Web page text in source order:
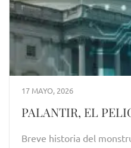
17 MAYO, 2026
PALANTIR, EL
Breve historia del